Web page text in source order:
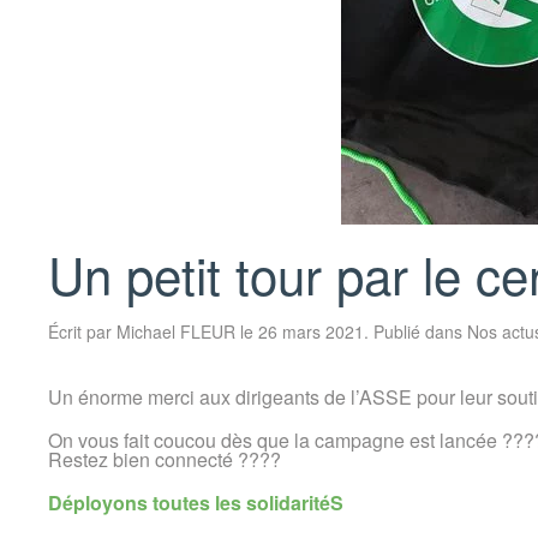
Un petit tour par le
Écrit par Michael FLEUR le 26 mars 2021 . Publié dans Nos
Un énorme merci aux dirigeants de l’ASSE pour leur
On vous fait coucou dès que la campagne est lancée
Restez bien connecté ????
Déployons toutes les solidaritéS